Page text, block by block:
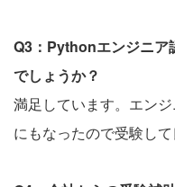
Q3：Pythonエンジニア
でしょうか？
満足しています。エン
にもなったので受験し